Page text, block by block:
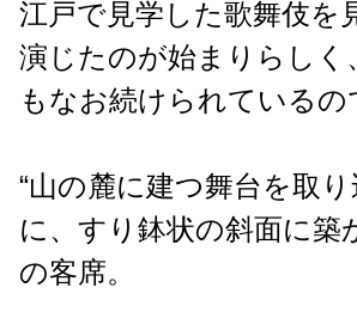
江戸で見学した歌舞伎を
演じたのが始まりらしく
もなお続けられているの
“山の麓に建つ舞台を取り
に、すり鉢状の斜面に築
の客席。